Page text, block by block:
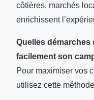
côtières, marchés
enrichissent
Quelles
facilement son
Pour maximiser vos
utilisez cette